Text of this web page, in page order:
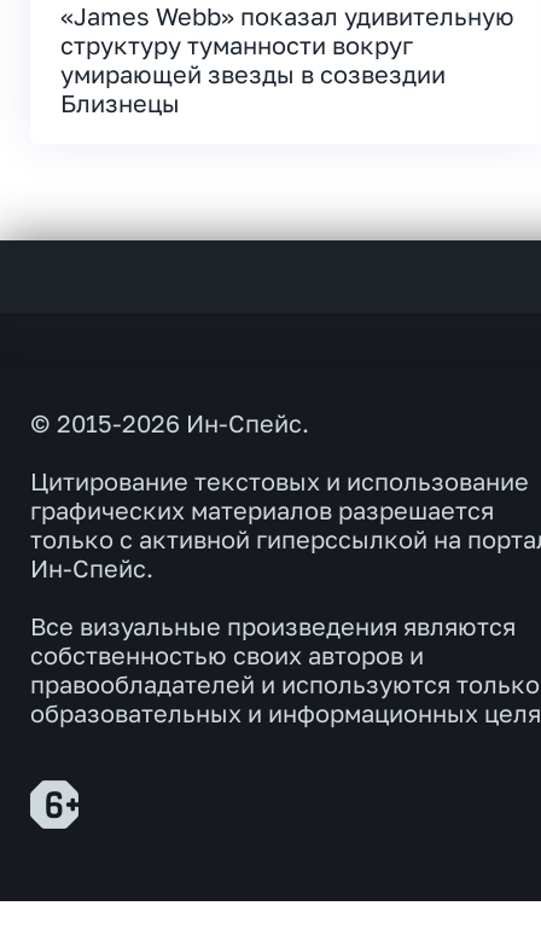
«James Webb» показал удивительную
структуру туманности вокруг
умирающей звезды в созвездии
Близнецы
© 2015-2026 Ин-Спейс.
Цитирование текстовых и использование
графических материалов разрешается
только с активной гиперссылкой на
Ин-Спейс.
Все визуальные произведения являются
собственностью своих авторов и
правообладателей и используются
образовательных и информационных